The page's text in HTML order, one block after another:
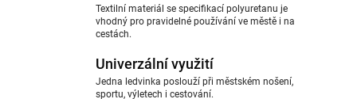
Textilní materiál se specifikací polyuretanu je
vhodný pro pravidelné používání ve městě i na
cestách.
Univerzální využití
Jedna ledvinka poslouží při městském nošení,
sportu, výletech i cestování.